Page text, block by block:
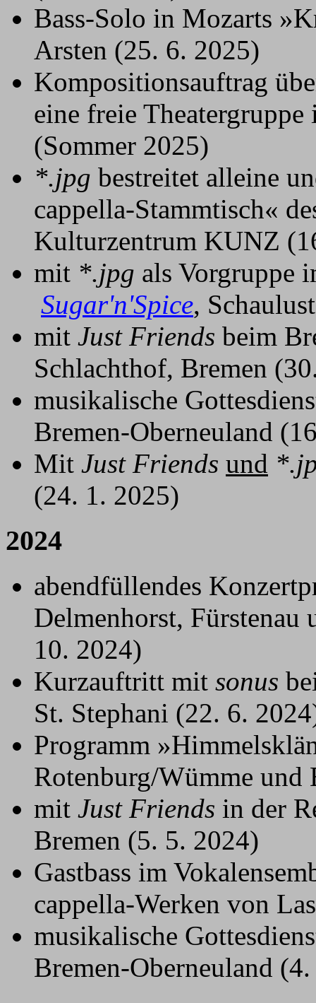
Bass-Solo in Mozarts
Arsten (25. 6. 2025)
Kompositionsauftrag
eine freie
(Sommer 2025)
*.jpg bestreitet alleine
cappella-Stammtisch«
Kulturzentrum KUNZ
mit *.jpg als Vorgruppe
Sugar'n'Spice,
mit Just Friends beim
Schlachthof, Bremen
musikalische
Bremen-Oberneuland
Mit Just Friends und
(24. 1. 2025)
2024
abendfüllendes
Delmenhorst, Fürstenau
10. 2024)
Kurzauftritt mit sonus
St. Stephani (22. 6.
Programm
Rotenburg/Wümme und
mit Just Friends in der
Bremen (5. 5. 2024)
Gastbass im
cappella-Werken von
musikalische
Bremen-Oberneuland